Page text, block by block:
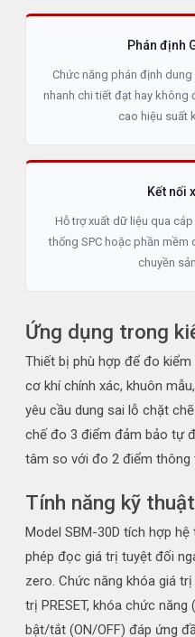
Phán định
Chức năng phán định
nhanh chi tiết đạt hay không
cao hiệu suất
Kết nối
Hỗ trợ xuất dữ liệu qua
thống SPC hoặc phần
chuyền
Ứng dụng trong
Thiết bị phù hợp để đo
cơ khí chính xác, khuôn
yêu cầu dung sai lỗ chặt
chế đo 3 điểm đảm bảo tự
tâm so với đo 2 điểm thông
Tính năng kỹ
Model SBM-30D tích hợp
phép đọc giá trị tuyệt đối
zero. Chức năng khóa giá
trị PRESET, khóa chức
bật/tắt (ON/OFF) đáp ứng